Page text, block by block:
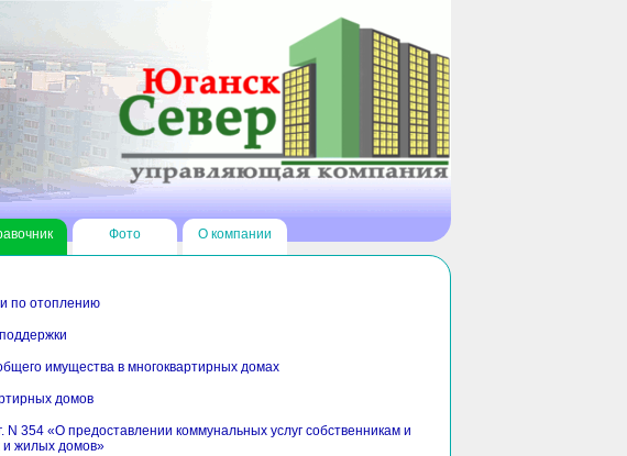
Фото О компании
по отоплению
имущества в многоквартирных домах
домов
354 «О предоставлении коммунальных услуг собственникам и
и жилых домов»